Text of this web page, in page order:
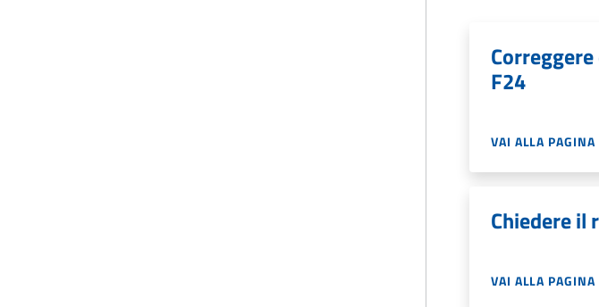
F24
VAI ALLA PAGINA
Chiedere
VAI ALLA PAGINA